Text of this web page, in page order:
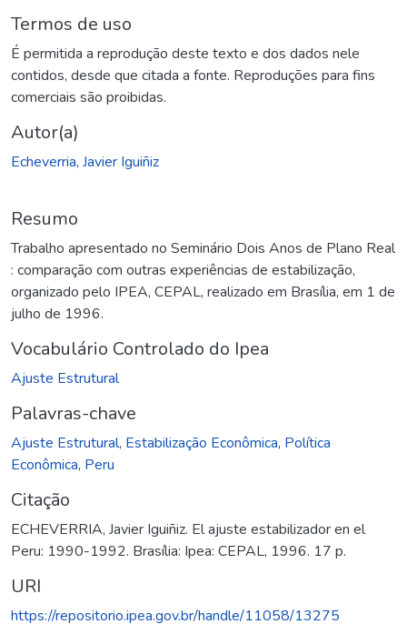
Termos de uso
É permitida a reprodução deste texto e dos dados nele
contidos, desde que citada a fonte. Reproduções para fins
comerciais são proibidas.
Autor(a)
Echeverria, Javier Iguiñiz
Resumo
Trabalho apresentado no Seminário Dois Anos de Plano Real
: comparação com outras experiências de estabilização,
organizado pelo IPEA, CEPAL, realizado em Brasília, em 1 de
julho de 1996.
Vocabulário Controlado do Ipea
Ajuste Estrutural
Palavras-chave
Ajuste Estrutural, Estabilização Econômica, Política
Econômica, Peru
Citação
ECHEVERRIA, Javier Iguiñiz. El ajuste estabilizador en el
Peru: 1990-1992. Brasília: Ipea: CEPAL, 1996. 17 p.
URI
https://repositorio.ipea.gov.br/handle/11058/13275